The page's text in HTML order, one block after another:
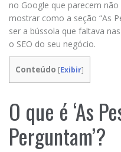
no Google que parecem
mostrar como a seção “As
ser a bússola que faltava
o SEO do seu negócio.
Conteúdo [Exibir]
O que é ‘As
Perguntam’?